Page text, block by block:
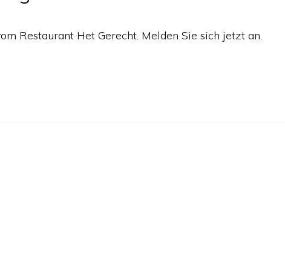
Restaurant Het Gerecht. Melden Sie sich jetzt an.